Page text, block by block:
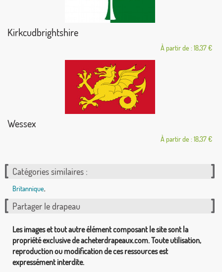
Kirkcudbrightshire
À partir de : 18,37 €
Wessex
À partir de : 18,37 €
Catégories similaires :
Britannique,
Partager le drapeau
Les images et tout autre élément composant le site sont la
propriété exclusive de acheterdrapeaux.com. Toute utilisation,
reproduction ou modification de ces ressources est
expressément interdite.